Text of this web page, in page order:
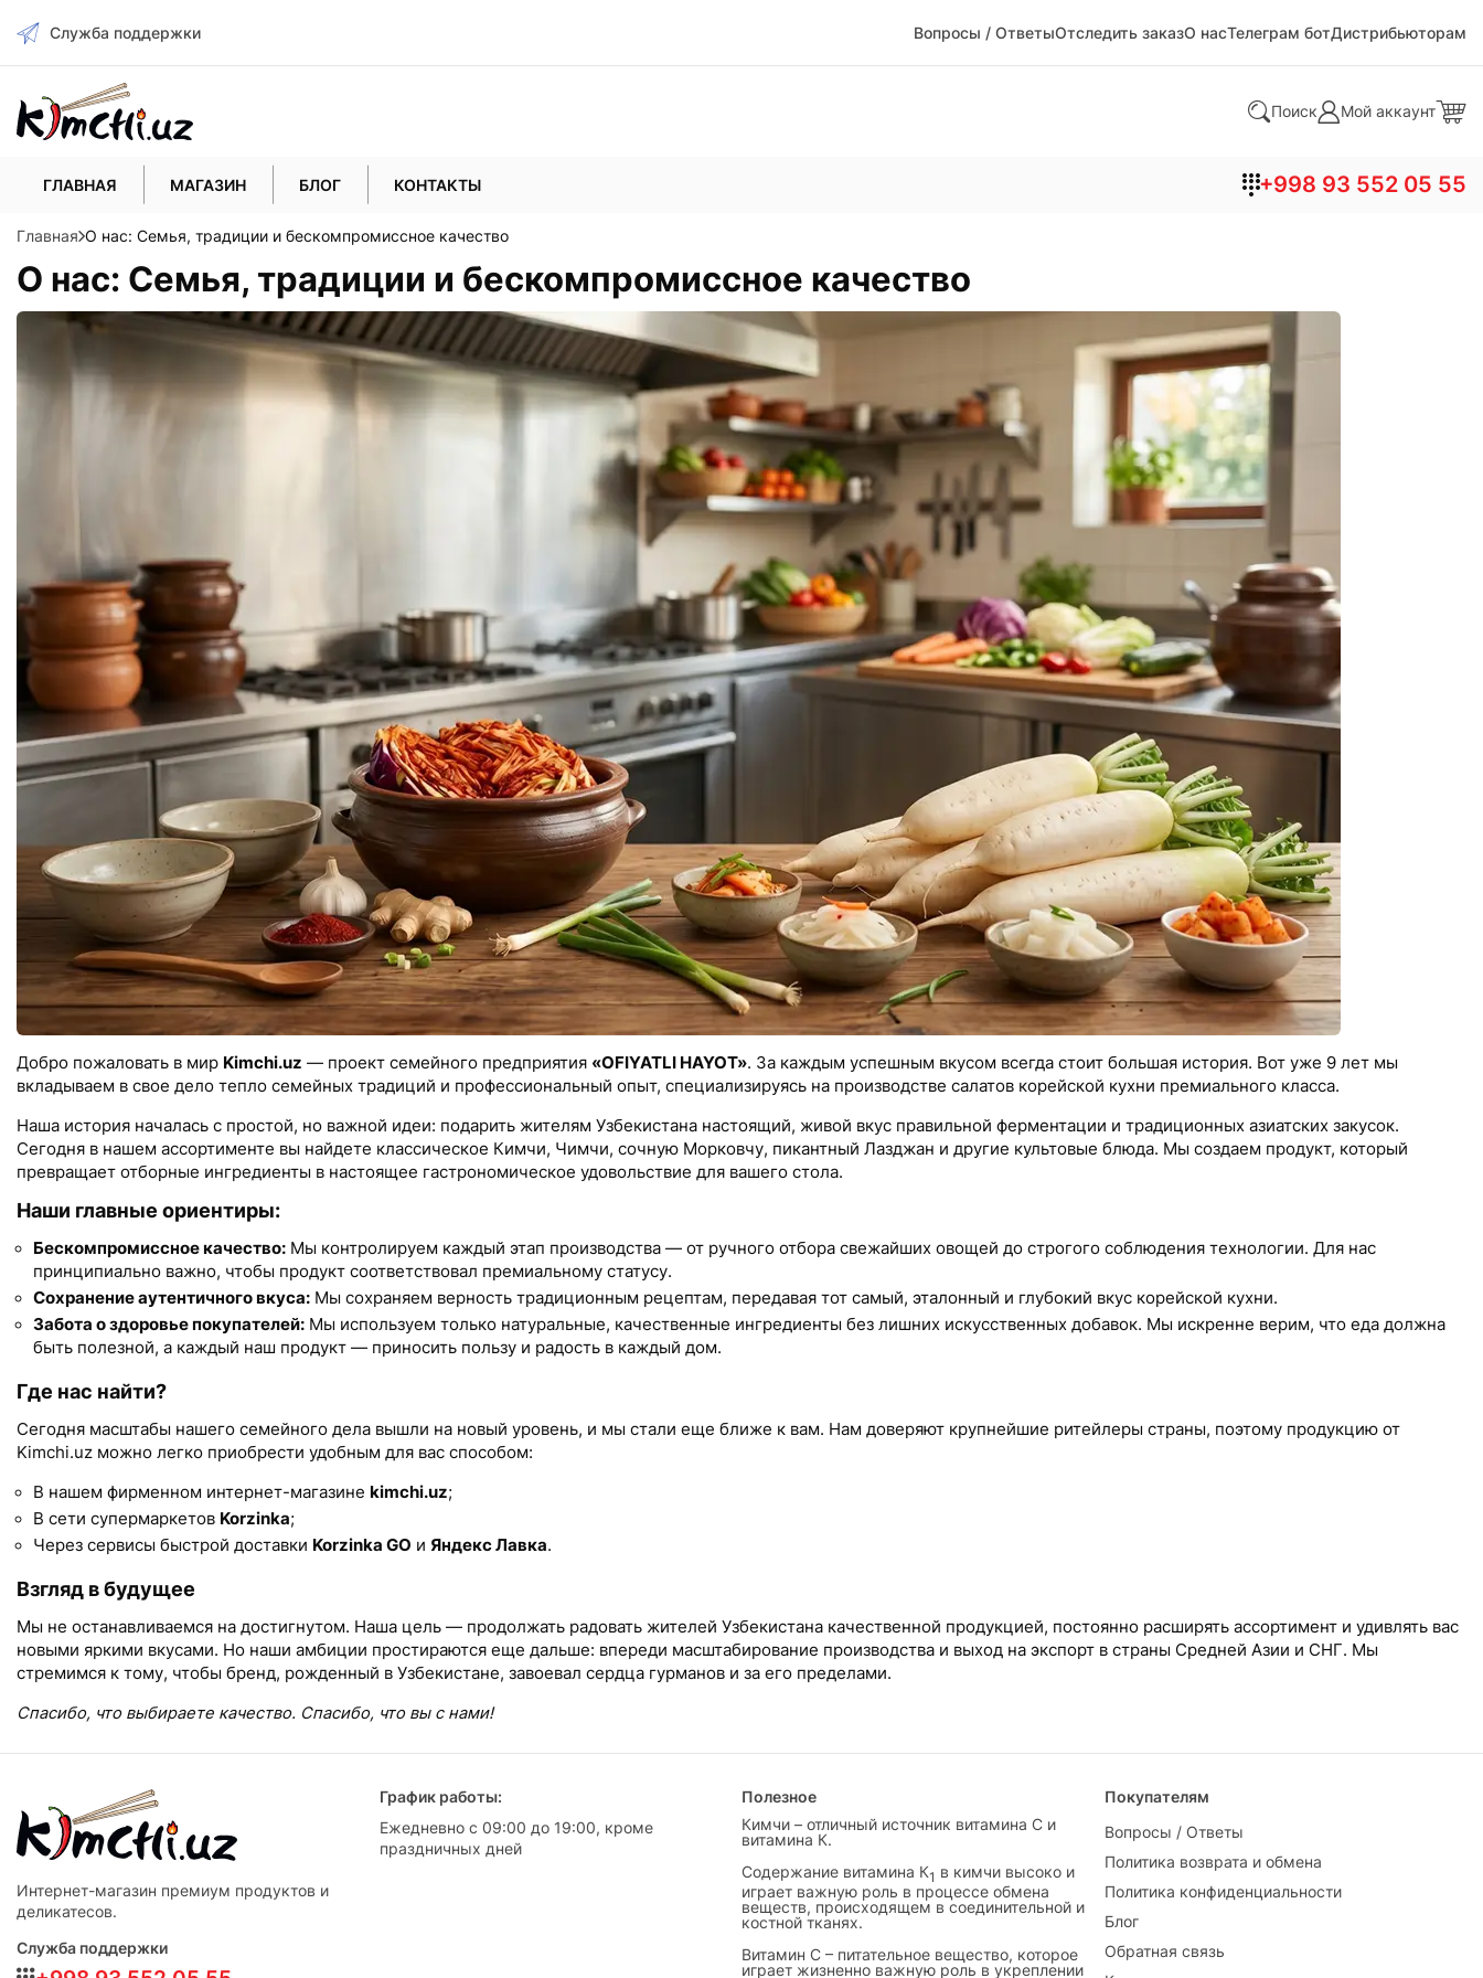
Служба поддержки Вопросы / ОтветыОтследить заказО насТелеграм ботДистрибьюторам
Поиск Мой аккаунт
ГЛАВНАЯ МАГАЗИН БЛОГ КОНТАКТЫ +998 93 552 05 55
Главная О нас: Семья, традиции и бескомпромиссное качество
О нас: Семья, традиции и бескомпромиссное качество
Добро пожаловать в мир Kimchi.uz — проект семейного предприятия «OFIYATLI HAYOT». За каждым успешным вкусом всегда стоит большая история. Вот уже 9 лет мы
вкладываем в свое дело тепло семейных традиций и профессиональный опыт, специализируясь на производстве салатов корейской кухни премиального класса.
Наша история началась с простой, но важной идеи: подарить жителям Узбекистана настоящий, живой вкус правильной ферментации и традиционных азиатских закусок.
Сегодня в нашем ассортименте вы найдете классическое Кимчи, Чимчи, сочную Морковчу, пикантный Лазджан и другие культовые блюда. Мы создаем продукт, который
превращает отборные ингредиенты в настоящее гастрономическое удовольствие для вашего стола.
Наши главные ориентиры:
Бескомпромиссное качество: Мы контролируем каждый этап производства — от ручного отбора свежайших овощей до строгого соблюдения технологии. Для нас
принципиально важно, чтобы продукт соответствовал премиальному статусу.
Сохранение аутентичного вкуса: Мы сохраняем верность традиционным рецептам, передавая тот самый, эталонный и глубокий вкус корейской кухни.
Забота о здоровье покупателей: Мы используем только натуральные, качественные ингредиенты без лишних искусственных добавок. Мы искренне верим, что еда должна
быть полезной, а каждый наш продукт — приносить пользу и радость в каждый дом.
Где нас найти?
Сегодня масштабы нашего семейного дела вышли на новый уровень, и мы стали еще ближе к вам. Нам доверяют крупнейшие ритейлеры страны, поэтому продукцию от
Kimchi.uz можно легко приобрести удобным для вас способом:
В нашем фирменном интернет-магазине kimchi.uz;
В сети супермаркетов Korzinka;
Через сервисы быстрой доставки Korzinka GO и Яндекс Лавка.
Взгляд в будущее
Мы не останавливаемся на достигнутом. Наша цель — продолжать радовать жителей Узбекистана качественной продукцией, постоянно расширять ассортимент и удивлять вас
новыми яркими вкусами. Но наши амбиции простираются еще дальше: впереди масштабирование производства и выход на экспорт в страны Средней Азии и СНГ. Мы
стремимся к тому, чтобы бренд, рожденный в Узбекистане, завоевал сердца гурманов и за его пределами.
Спасибо, что выбираете качество. Спасибо, что вы с нами!
Интернет-магазин премиум продуктов и
деликатесов.
Служба поддержки
График работы:
Ежедневно с 09:00 до 19:00, кроме
праздничных дней
Полезное
Кимчи – отличный источник витамина С и
витамина К.
Cодержание витамина К1 в кимчи высоко и
играет важную роль в процессе обмена
веществ, происходящем в соединительной и
костной тканях.
Витамин С – питательное вещество, которое
играет жизненно важную роль в укреплении
Покупателям
Вопросы / Ответы
Политика возврата и обмена
Политика конфиденциальности
Блог
Обратная связь